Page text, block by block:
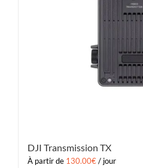
DJI Transmission TX
À partir de 130.00€/ jour